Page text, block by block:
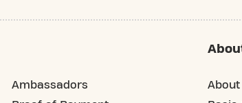
Ambassadors